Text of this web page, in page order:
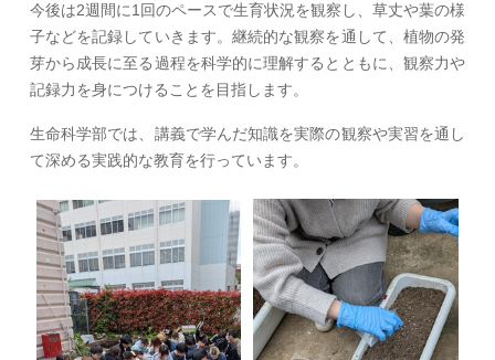
今後は2週間に1回のペースで生育状況を観察し、草丈や葉の様
子などを記録していきます。継続的な観察を通して、植物の発
芽から成長に至る過程を科学的に理解するとともに、観察力や
記録力を身につけることを目指します。
生命科学部では、講義で学んだ知識を実際の観察や実習を通し
て深める実践的な教育を行っています。